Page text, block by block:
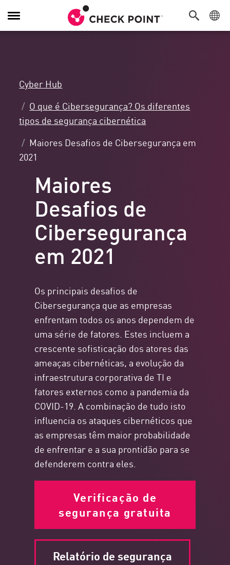
Alternar
navegação
Cyber Hub
O que é Cibersegurança? Os diferentes
tipos de segurança cibernética
Maiores Desafios de Cibersegurança em
2021
Maiores
Desafios de
Cibersegurança
em 2021
Os principais desafios de
Cibersegurança que as empresas
enfrentam todos os anos dependem de
uma série de fatores. Estes incluem a
crescente sofisticação dos atores das
ameaças cibernéticas, a evolução da
infraestrutura corporativa de TI e
fatores externos como a pandemia da
COVID-19. A combinação de tudo isto
influencia os ataques cibernéticos que
as empresas têm maior probabilidade
de enfrentar e a sua prontidão para se
defenderem contra eles.
Verificação de
segurança gratuita
Relatório de segurança